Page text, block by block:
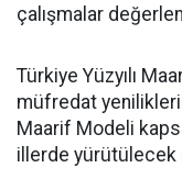
çalışmalar
​Türkiye Yüzyılı
müfredat
Maarif Modeli
illerde yürütülecek